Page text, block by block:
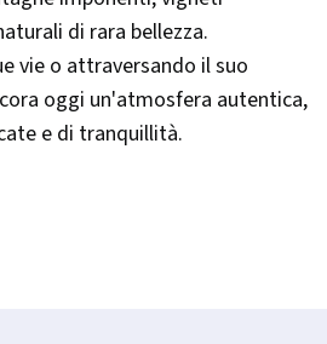
di rara bellezza.
vie o attraversando il suo
oggi un'atmosfera autentica,
e di tranquillità.